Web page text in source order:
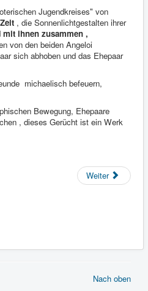
Jugendkreises" von
, die Sonnenlichtgestalten ihrer
mit ihnen zusammen ,
von den beiden Angeloi
sich abhoben und das Ehepaar
michaelisch befeuern,
Bewegung, Ehepaare
, dieses Gerücht ist ein Werk
Weiter
Nach oben